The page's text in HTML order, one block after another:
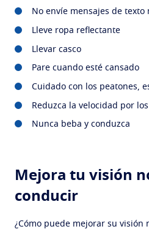
No envíe mensajes de
Lleve ropa reflectante
Llevar casco
Pare cuando esté cansado
Cuidado con los peatones,
Reduzca la velocidad por
Nunca beba y conduzca
Mejora tu visión
conducir
¿Cómo puede mejorar su visión